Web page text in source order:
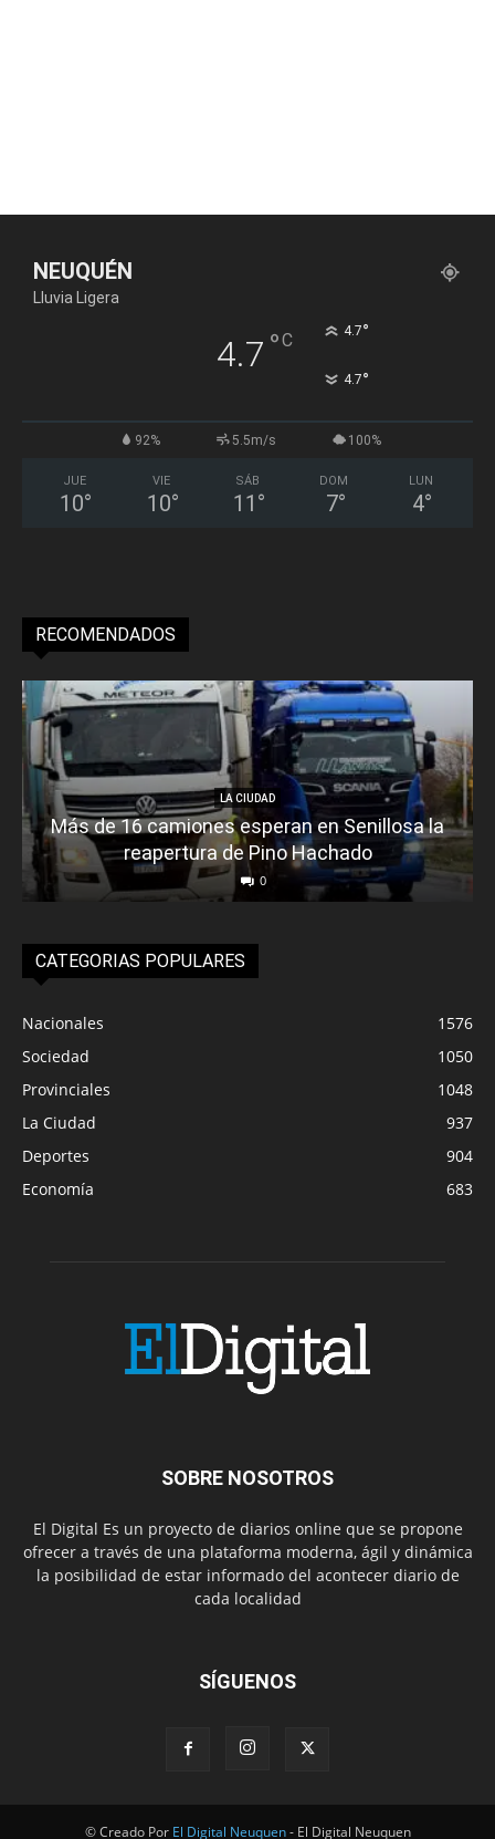
NEUQUÉN
Lluvia Ligera
4.7 °C 4.7°
4.7°
92% 5.5m/s 100%
JUE
10°
VIE
10°
SÁB
11 °
DOM
7°
LUN
4°
RECOMENDADOS
LA CIUDAD
Más de 16 camiones esperan en Senillosa la
reapertura de Pino Hachado
0
CATEGORIAS POPULARES
Nacionales
1576
Sociedad
1050
Provinciales
1048
La Ciudad
937
Deportes
904
Economía
683
SOBRE NOSOTROS
El Digital Es un proyecto de diarios online que se propone
ofrecer a través de una plataforma moderna, ágil y dinámica
la posibilidad de estar informado del acontecer diario de
cada localidad
SÍGUENOS
© Creado Por El Digital Neuquen- El Digital Neuquen